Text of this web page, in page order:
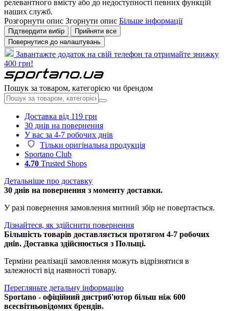
релевантного вмісту або до недоступності певних функцій
наших служб.
Розгорнути опис Згорнути опис Більше інформації
Підтвердити вибір
Прийняти все
Повернутися до налаштувань
Завантажте додаток на свій телефон та отримайте знижку
400 грн!
Пошук за товаром, категорією чи брендом
Доставка від 119 грн
30 днів на повернення
У вас за 4-7 робочих днів
Тільки оригінальна продукція
Sportano Club
4.70 Trusted Shops
Детальніше про доставку
30 днів на повернення з моменту доставки.
У разі повернення замовлення митний збір не повертається.
Дізнайтеся, як здійснити повернення
Більшість товарів доставляється протягом 4-7 робочих
днів. Доставка здійснюється з Польщі.
Терміни реалізації замовлення можуть відрізнятися в
залежності від наявності товару.
Перегляньте детальну інформацію
Sportano - офіційний дистриб'ютор більш ніж 600
всесвітньовідомих брендів.